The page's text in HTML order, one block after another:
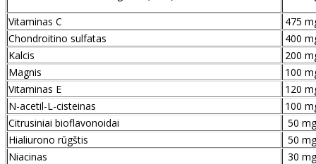
Vitaminas C
475
Chondroitino sulfatas
400
Kalcis
200
Magnis
100
Vitaminas E
120
N-acetil-L-cisteinas
100
Citrusiniai bioflavonoidai
50 mg
Hialiurono rūgštis
50 mg
Niacinas
30 mg